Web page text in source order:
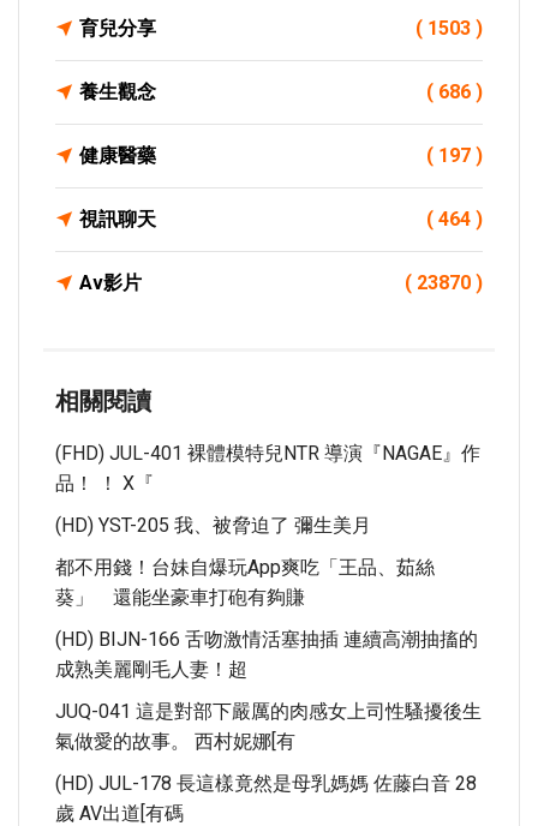
育兒分享 ( 1503 )
養生觀念 ( 686 )
健康醫藥 ( 197 )
視訊聊天 ( 464 )
Av影片 ( 23870 )
相關閱讀
(FHD) JUL-401 裸體模特兒NTR 導演『NAGAE』作
品！ ！ X『
(HD) YST-205 我、被脅迫了 彌生美月
都不用錢！台妹自爆玩app爽吃「王品、茹絲
葵」 還能坐豪車打砲有夠賺
(HD) BIJN-166 舌吻激情活塞抽插 連續高潮抽搐的
成熟美麗剛毛人妻！超
JUQ-041 這是對部下嚴厲的肉感女上司性騷擾後生
氣做愛的故事。 西村妮娜[有
(HD) JUL-178 長這樣竟然是母乳媽媽 佐藤白音 28
歲 AV出道[有碼